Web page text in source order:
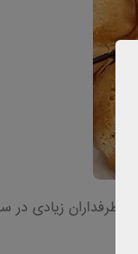
زیادی در